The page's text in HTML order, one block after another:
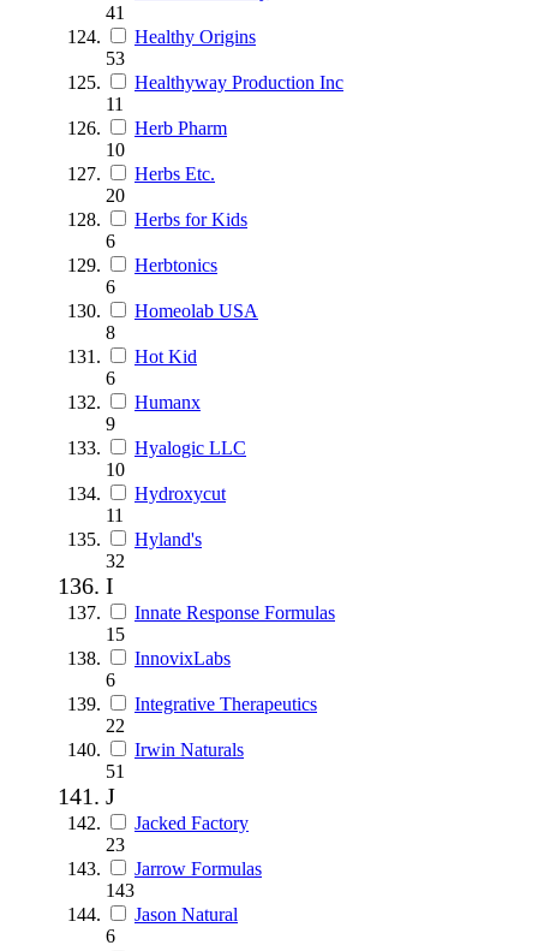
41
Healthy Origins
53
Healthyway Production Inc
11
Herb Pharm
10
Herbs Etc.
20
Herbs for Kids
6
Herbtonics
6
Homeolab USA
8
Hot Kid
6
Humanx
9
Hyalogic LLC
10
Hydroxycut
11
Hyland's
32
I
Innate Response Formulas
15
InnovixLabs
6
Integrative Therapeutics
22
Irwin Naturals
51
J
Jacked Factory
23
Jarrow Formulas
143
Jason Natural
6